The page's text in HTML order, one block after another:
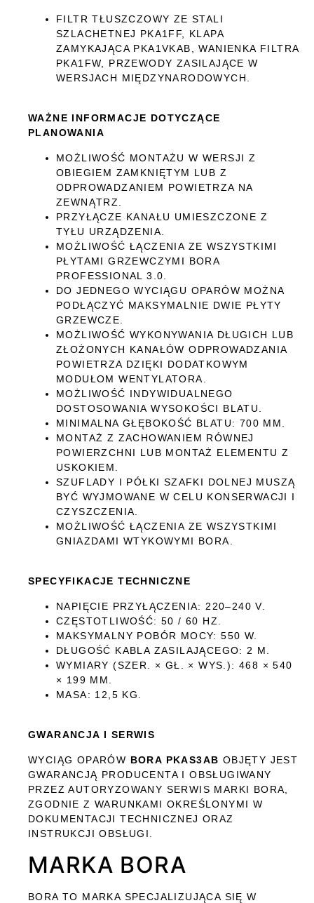
FILTR TŁUSZCZOWY ZE STALI
SZLACHETNEJ PKA1FF, KLAPA
ZAMYKAJĄCA PKA1VKAB, WANIENKA FILTRA
PKA1FW, PRZEWODY ZASILAJĄCE W
WERSJACH MIĘDZYNARODOWYCH.
WAŻNE INFORMACJE DOTYCZĄCE
PLANOWANIA
MOŻLIWOŚĆ MONTAŻU W WERSJI Z
OBIEGIEM ZAMKNIĘTYM LUB Z
ODPROWADZANIEM POWIETRZA NA
ZEWNĄTRZ.
PRZYŁĄCZE KANAŁU UMIESZCZONE Z
TYŁU URZĄDZENIA.
MOŻLIWOŚĆ ŁĄCZENIA ZE WSZYSTKIMI
PŁYTAMI GRZEWCZYMI BORA
PROFESSIONAL 3.0.
DO JEDNEGO WYCIĄGU OPARÓW MOŻNA
PODŁĄCZYĆ MAKSYMALNIE DWIE PŁYTY
GRZEWCZE.
MOŻLIWOŚĆ WYKONYWANIA DŁUGICH LUB
ZŁOŻONYCH KANAŁÓW ODPROWADZANIA
POWIETRZA DZIĘKI DODATKOWYM
MODUŁOM WENTYLATORA.
MOŻLIWOŚĆ INDYWIDUALNEGO
DOSTOSOWANIA WYSOKOŚCI BLATU.
MINIMALNA GŁĘBOKOŚĆ BLATU: 700 MM.
MONTAŻ Z ZACHOWANIEM RÓWNEJ
POWIERZCHNI LUB MONTAŻ ELEMENTU Z
USKOKIEM.
SZUFLADY I PÓŁKI SZAFKI DOLNEJ MUSZĄ
BYĆ WYJMOWANE W CELU KONSERWACJI I
CZYSZCZENIA.
MOŻLIWOŚĆ ŁĄCZENIA ZE WSZYSTKIMI
GNIAZDAMI WTYKOWYMI BORA.
SPECYFIKACJE TECHNICZNE
NAPIĘCIE PRZYŁĄCZENIA: 220–240 V.
CZĘSTOTLIWOŚĆ: 50 / 60 HZ.
MAKSYMALNY POBÓR MOCY: 550 W.
DŁUGOŚĆ KABLA ZASILAJĄCEGO: 2 M.
WYMIARY (SZER. × GŁ. × WYS.): 468 × 540
× 199 MM.
MASA: 12,5 KG.
GWARANCJA I SERWIS
WYCIĄG OPARÓW BORA PKAS3AB OBJĘTY JEST
GWARANCJĄ PRODUCENTA I OBSŁUGIWANY
PRZEZ AUTORYZOWANY SERWIS MARKI BORA,
ZGODNIE Z WARUNKAMI OKREŚLONYMI W
DOKUMENTACJI TECHNICZNEJ ORAZ
INSTRUKCJI OBSŁUGI.
MARKA BORA
BORA TO MARKA SPECJALIZUJĄCA SIĘ W